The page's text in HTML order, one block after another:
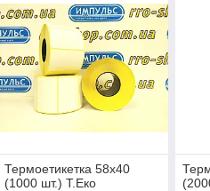
Термоетикетка 58х40
(1000 шт.) Т.Еко